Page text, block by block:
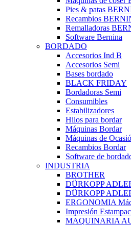
Pies & patas
Recambios
Remalladoras
Software Bernina
BORDADO
Accesorios Ind B
Accesorios Semi
Bases bordado
BLACK FRIDAY
Bordadoras Semi
Consumibles
Estabilizadores
Hilos para bordar
Máquinas Bordar
Máquinas de
Recambios Bordar
Software de
INDUSTRIA
BROTHER
DÜRKOPP
DÜRKOPP
ERGONOMIA
Impresión
MAQUINARIA